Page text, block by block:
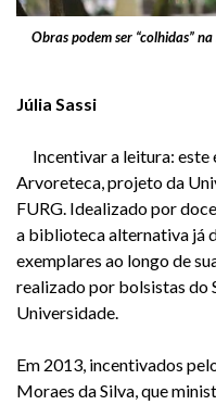
Obras podem ser “colhidas”
Júlia Sassi
Incentivar a leitura: este
Arvoreteca, projeto da
FURG. Idealizado por
a biblioteca alternativa já
exemplares ao longo de
realizado por bolsistas do
Universidade.
Em 2013, incentivados
Moraes da Silva, que